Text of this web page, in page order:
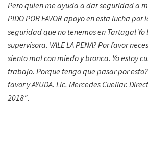
Pero quien me ayuda a dar seguridad a
PIDO POR FAVOR apoyo en esta lucha
seguridad que no tenemos en Tartagal
supervisora. VALE LA PENA? Por favor
siento mal con miedo y bronca. Yo estoy
trabajo. Porque tengo que pasar por
favor y AYUDA. Lic. Mercedes Cuellar.
2018″.